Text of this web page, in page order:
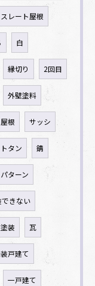
スレート屋根
白
縁切り 2回目
外壁塗料
屋根 サッシ
トタン 錆
パターン
できない
装 瓦
戸建て
一戸建て